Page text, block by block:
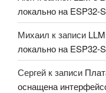
локально на ESP32-
Михаил к записи
локально на ESP32-
Сергей к записи
оснащена